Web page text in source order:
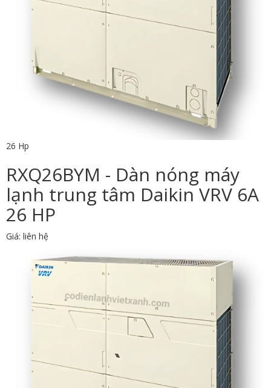
26 Hp
RXQ26BYM - Dàn nóng máy
lạnh trung tâm Daikin VRV 6A
26 HP
Giá: liên hệ